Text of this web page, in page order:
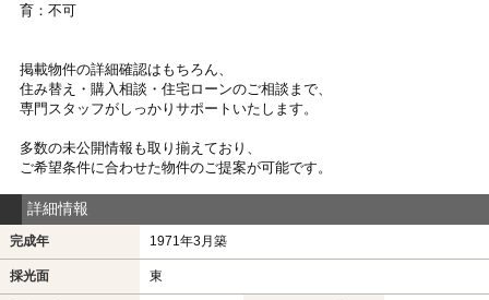
育：不可
掲載物件の詳細確認はもちろん、
住み替え・購入相談・住宅ローンのご相談まで、
専門スタッフがしっかりサポートいたします。
多数の未公開情報も取り揃えており、
ご希望条件に合わせた物件のご提案が可能です。
詳細情報
完成年 1971年3月築
採光面 東